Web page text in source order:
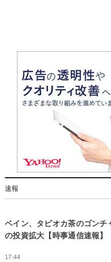
速報
ベイン、タピオカ茶のゴンチ
の投資拡大【時事通信速報】
17:44